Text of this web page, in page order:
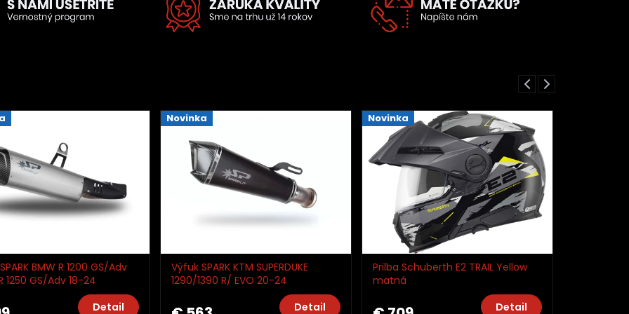
Previous
Výfuk SPARK KTM SUPERDUKE
1290/1390 R/ EVO 20-24
GKT0113DOM
Detail
Prilba Schuberth E2 TRAIL Yellow
matná
Detail
Novinka
Prilba Schuberth E2 TRAIL Green
Next